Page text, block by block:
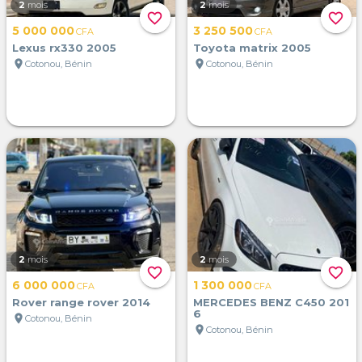
favorite_border
2 mois
5 000 000CFA
Lexus rx330 2005
location_on Cotonou, Bénin
favorite_border
2 mois
3 250 500CFA
Toyota matrix 2005
location_on Cotonou, Bénin
favorite_border
2 mois
6 000 000CFA
Rover range rover 2014
location_on Cotonou, Bénin
favorite_border
2 mois
1 300 000CFA
MERCEDES BENZ C450 201
6
location_on Cotonou, Bénin